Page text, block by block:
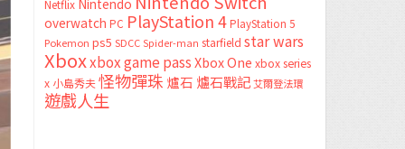
Netflix Nintendo
overwatch PC PlayStation 4 PlayStation 5
Pokemon ps5 SDCC Spider-man starfield star wars
Xboxxbox game passXbox One xbox series
x 小島秀夫怪物彈珠 爐石 爐石戰記艾爾登法環
遊戲人生